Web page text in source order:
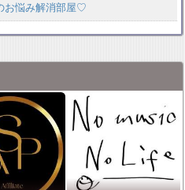
お悩み解消部屋♡